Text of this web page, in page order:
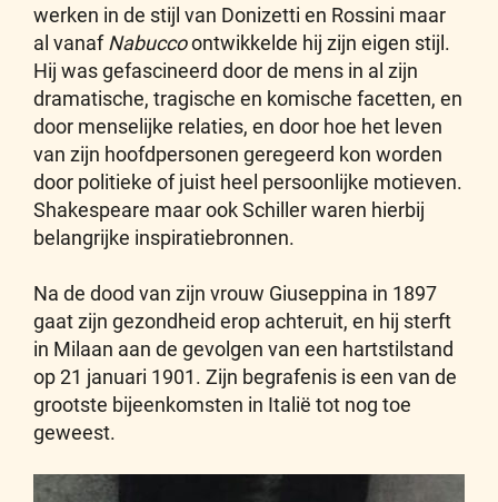
werken in de stijl van Donizetti en Rossini maar
al vanafNabuccoontwikkelde hij zijn eigen stijl.
Hij was gefascineerd door de mens in al zijn
dramatische, tragische en komische facetten, en
door menselijke relaties, en door hoe het leven
van zijn hoofdpersonen geregeerd kon worden
door politieke of juist heel persoonlijke motieven.
Shakespeare maar ook Schiller waren hierbij
belangrijke inspiratiebronnen.
Na de dood van zijn vrouw Giuseppina in 1897
gaat zijn gezondheid erop achteruit, en hij sterft
in Milaan aan de gevolgen van een hartstilstand
op 21 januari 1901. Zijn begrafenis is een van de
grootste bijeenkomsten in Italië tot nog toe
geweest.